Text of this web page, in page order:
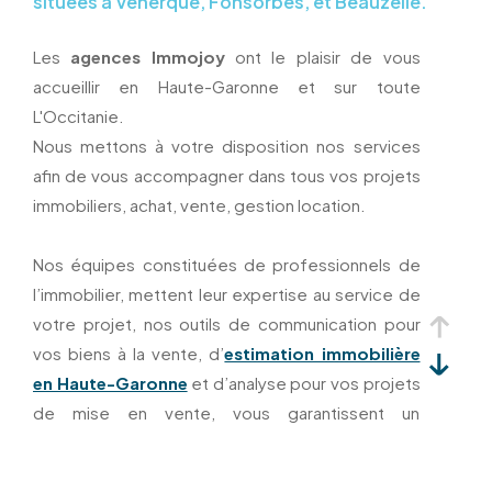
Les agences Immojoyont le plaisir de vous
accueillir en Haute-Garonne et sur toute
L'Occitanie.
Nous mettons à votre disposition nos services
afin de vous accompagner dans tous vos projets
immobiliers, achat, vente, gestion location.
Nos équipes constituées de professionnels de
l’immobilier, mettent leur expertise au service de
votre projet, nos outils de communication pour
vos biens à la vente, d’estimation immobilière
en Haute-Garonne et d’analyse pour vos projets
de mise en vente, vous garantissent un